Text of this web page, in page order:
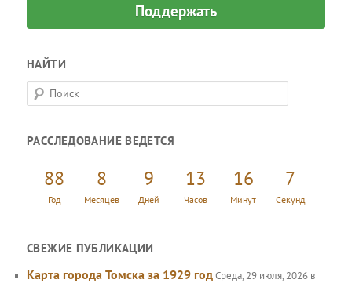
Поддержать
НАЙТИ
П
о
с
РАССЛЕДОВАНИЕ ВЕДЕТСЯ
88
Год
8
Месяцев
9
Дней
13
Часов
16
Минут
7
Секунд
СВЕЖИЕ ПУБЛИКАЦИИ
Карта города Томска за 1929 годСреда, 29 июля, 2026 в